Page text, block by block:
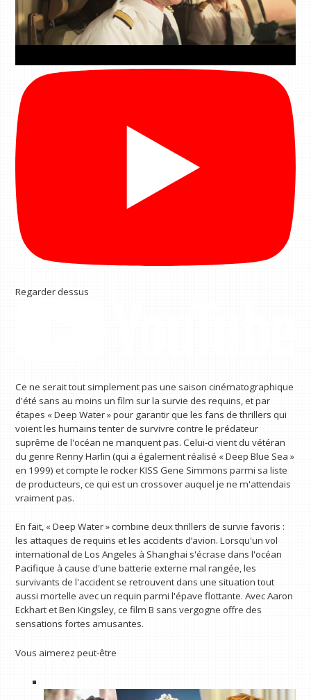
Regarder dessus
Ce ne serait tout simplement pas une saison cinématographique
d'été sans au moins un film sur la survie des requins, et par
étapes « Deep Water » pour garantir que les fans de thrillers qui
voient les humains tenter de survivre contre le prédateur
suprême de l'océan ne manquent pas. Celui-ci vient du vétéran
du genre Renny Harlin (qui a également réalisé « Deep Blue Sea »
en 1999) et compte le rocker KISS Gene Simmons parmi sa liste
de producteurs, ce qui est un crossover auquel je ne m'attendais
vraiment pas.
En fait, « Deep Water » combine deux thrillers de survie favoris :
les attaques de requins et les accidents d’avion. Lorsqu'un vol
international de Los Angeles à Shanghai s'écrase dans l'océan
Pacifique à cause d'une batterie externe mal rangée, les
survivants de l'accident se retrouvent dans une situation tout
aussi mortelle avec un requin parmi l'épave flottante. Avec Aaron
Eckhart et Ben Kingsley, ce film B sans vergogne offre des
sensations fortes amusantes.
Vous aimerez peut-être